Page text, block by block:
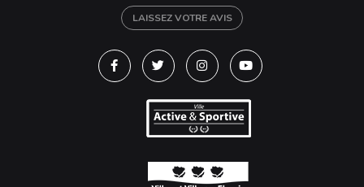
LAISSEZ VOTRE AVIS
Lien vers le compte Facebook
Lien vers le compte Twitter
Lien vers le compte
Lien vers la chaîne